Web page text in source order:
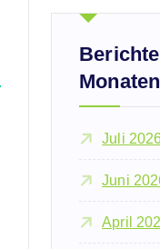
Monaten
Juli
Juni
April